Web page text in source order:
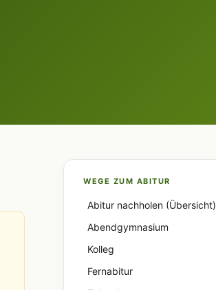
WEGE ZUM ABITUR
Abitur nachholen (Übersicht)
Abendgymnasium
Kolleg
Fernabitur